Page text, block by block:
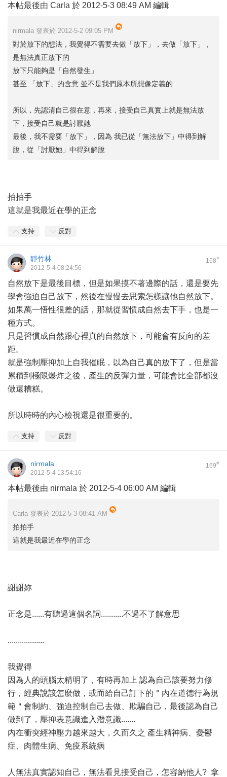
本帖最後由 Carla 於 2012-5-3 08:49 AM 編輯
nirmala 發表於 2012-5-2 09:05 PM
對於放下的想法，我覺得不需要去做「放下」，去做「放下」，
是無法真正放下的
放下只能夠是「自然發生」
甚至 「放下」的含意 並不是我們原本所想像定義的
所以，先認清自己很在意，再來，接受自己真實上就是無法放
下，接受自己就是討厭她
最後，我不需要「放下」，因為 我已從「無法放下」中得到解
脫，從「討厭她」中得到解脫
拍拍手
這就是我最近在學的正念
支持 反對
168#
靜竹林
2012-5-4 08:24:56
自然放下是最後目標，但是如果摸不著邊際的話，還是要先
學會強迫自己放下，然後在慢慢去思索怎樣讓他自然放下。
如果萬一悟性很差的話，那就從習慣成自然去下手，也是一
種方式。
只是習慣成自然跟心裡真的自然放下，可能會有反向的差
距。
就是強制壓抑加上自我催眠，以為自己真的放下了，但是當
累積到極限爆炸之後，產生的反彈力量，可能會比全部都沒
做還糟糕。
所以時時的內心檢視還是很重要的。
支持 反對
169#
nirmala
2012-5-4 13:54:16
本帖最後由 nirmala 於 2012-5-4 06:00 AM 編輯
Carla 發表於 2012-5-3 08:41 AM
拍拍手
這就是我最近在學的正念
謝謝妳
正念是......有聽過這個名詞...........不過不了解意思
..................
我覺得
因為人的頭腦太精明了，有時再加上 認為自己該要努力修
行，經典說該怎麼做，或而給自己訂下的＂內在道德行為規
範＂會制約、強迫控制自己去做、欺騙自己，最後認為自己
做到了，壓抑表意識進入潛意識.......
內在衝突經神壓力越來越大，久而久之 產生精神病、憂鬱
症、肉體生病、免疫系統病
人無法真實認知自己，無法看見接受自己，怎容納他人? 拿